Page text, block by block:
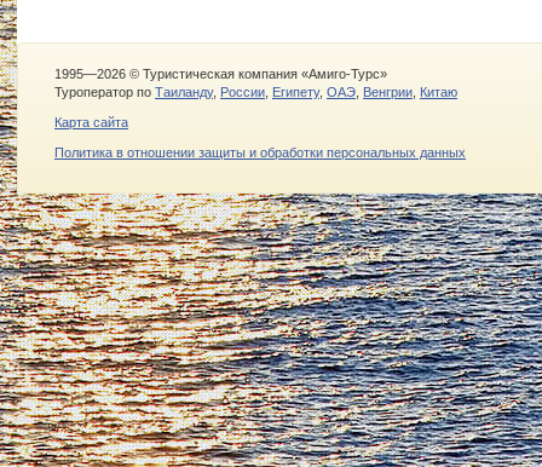
1995—2026 © Туристическая компания «Амиго-Турс»
Туроператор по Таиланду, России Египету, ОАЭ Венгрии Китаю
Карта сайта
Политика в отношении защиты и обработки персональных данных